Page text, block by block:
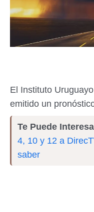
El Instituto
emitido un
Te Puede
4, 10 y 12 a
saber